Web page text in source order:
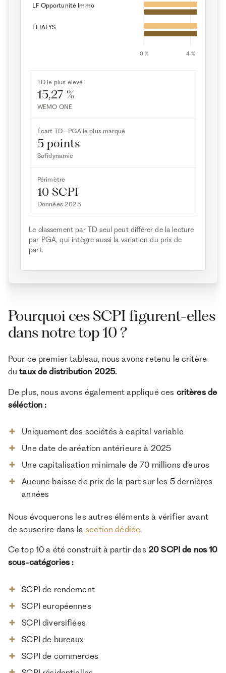
0 % 4 %
LF Opportunité Immo
ELIALYS
TD le plus élevé
15,27 %
WEMO ONE
Écart TD–PGA le plus marqué
5 points
Sofidynamic
Périmètre
10 SCPI
Données 2025
Le classement par TD seul peut différer de la lecture
par PGA, qui intègre aussi la variation du prix de
part.
Pourquoi ces SCPI figurent-elles
dans notre top 10 ?
Pour ce premier tableau, nous avons retenu le critère
dutaux de distribution 2025.
De plus, nous avons également appliqué ces critères de
séléction :
Uniquement des sociétés à capital variable
Une date de aréation antérieure à 2025
Une capitalisation minimale de 70 millions d’euros
Aucune baisse de prix de la part sur les 5 dernières
années
Nous évoquerons les autres éléments à vérifier avant
de souscrire dans lasection dédiée.
Ce top 10 a été construit à partir des 20 SCPI de nos 10
sous-catégories :
SCPI de rendement
SCPI européennes
SCPI diversifiées
SCPI de bureaux
SCPI de commerces